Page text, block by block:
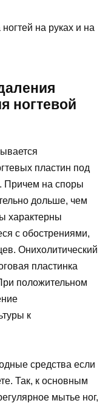
на руках и на
ногтевой
пластин под
Причем на споры
дольше, чем
характерны
с обострениями,
Онихолитический
пластинка
положительном
к
средства если
Так, к основным
мытье ног,